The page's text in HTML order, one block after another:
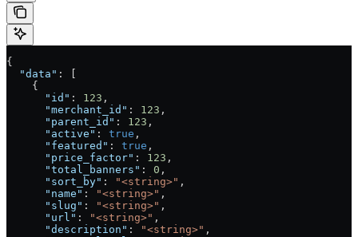
{
  "data"
: [
    {
      "id"
: 123 ,
      "merchant_id"
: 123 ,
      "parent_id"
: 123 ,
      "active"
: true ,
      "featured"
: true ,
      "price_factor"
: 123 ,
      "total_banners"
: 0 ,
      "sort_by"
: "<string>" ,
      "name"
: "<string>" ,
      "slug"
: "<string>" ,
      "url"
: "<string>" ,
      "description"
: "<string>" ,